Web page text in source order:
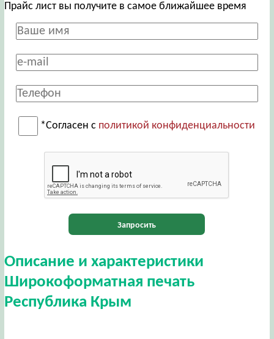
Прайс лист вы получите в самое ближайшее время
*Согласен с политикой конфиденциальности
Запросить
Описание и характеристики
Широкоформатная печать
Республика Крым